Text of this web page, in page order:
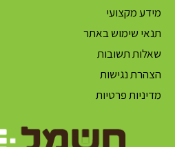
מידע מקצועי
תנאי שימוש באתר
שאלות תשובות
הצהרת נגישות
מדיניות פרטיות